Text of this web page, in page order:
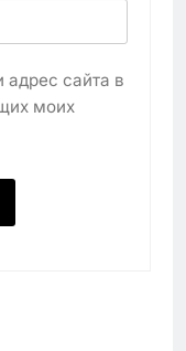
адрес сайта в
моих